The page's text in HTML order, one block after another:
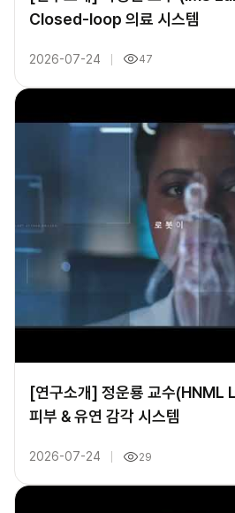
Closed-loop 의료 시스템
2026-07-24 47
[연구소개] 정운룡 교수(HNML Lab) - 로봇
피부 & 유연 감각 시스템
2026-07-24 29